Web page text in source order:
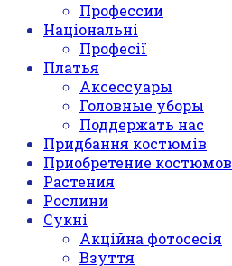
Профессии
Національні
Професії
Платья
Аксессуары
Головные уборы
Поддержать нас
Придбання костюмів
Приобретение костюмов
Растения
Рослини
Сукні
Акційна фотосесія
Взуття